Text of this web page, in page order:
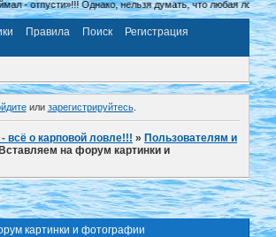
- отпусти»!!! Однако, нельзя думать, что любая ловля
Правила Поиск
Регистрация
или зарегистрируйтесь.
всё о карповой ловле!!! »Пользователям и
на форум картинки и
картинки и фотографии